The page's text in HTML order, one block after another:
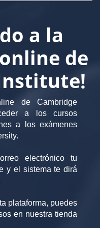
a la
de
de Cambridge
a los cursos
a los exámenes
electrónico tu
y el sistema te dirá
plataforma, puedes
en nuestra tienda